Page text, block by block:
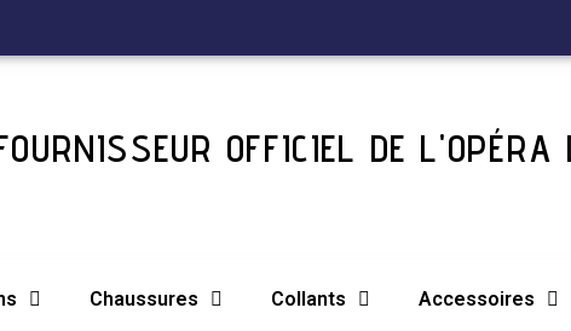
OFFICIEL DE L'OPÉRA
Chaussures Collants Accessoires